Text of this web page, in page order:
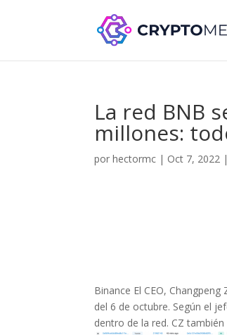
La red BNB
millones:
porhectormc | Oct 7, 2022 |
Binance El CEO,
del 6 de octubre. Según el
dentro de la red. CZ